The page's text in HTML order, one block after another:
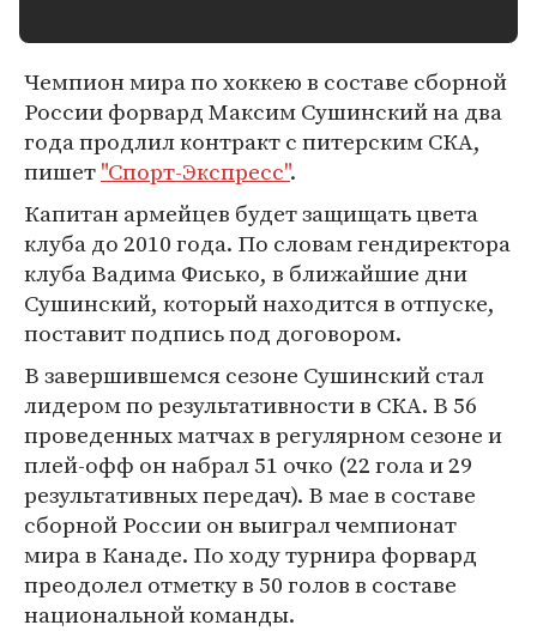
Чемпион мира по хоккею в составе сборной
России форвард Максим Сушинский на два
года продлил контракт с питерским СКА,
пишет"Спорт-Экспресс".
Капитан армейцев будет защищать цвета
клуба до 2010 года. По словам гендиректора
клуба Вадима Фисько, в ближайшие дни
Сушинский, который находится в отпуске,
поставит подпись под договором.
В завершившемся сезоне Сушинский стал
лидером по результативности в СКА. В 56
проведенных матчах в регулярном сезоне и
плей-офф он набрал 51 очко (22 гола и 29
результативных передач). В мае в составе
сборной России он выиграл чемпионат
мира в Канаде. По ходу турнира форвард
преодолел отметку в 50 голов в составе
национальной команды.